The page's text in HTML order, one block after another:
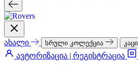
ახალი სრული კოლექცია კაცი
ავტორიზაცია | რეგისტრაცია